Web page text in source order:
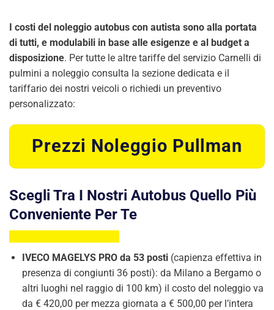
I costi del noleggio autobus con autista sono alla portata
di tutti, e modulabili in base alle esigenze e al budget a
disposizione. Per tutte le altre tariffe del servizio Carnelli di
pulmini a noleggio consulta la sezione dedicata e il
tariffario dei nostri veicoli o richiedi un preventivo
personalizzato:
Prezzi Noleggio Pullman
Scegli Tra I Nostri Autobus Quello Più
Conveniente Per Te
IVECO MAGELYS PRO da 53 posti(capienza effettiva in
presenza di congiunti 36 posti): da Milano a Bergamo o
altri luoghi nel raggio di 100 km) il costo del noleggio va
da € 420,00 per mezza giornata a € 500,00 per l’intera